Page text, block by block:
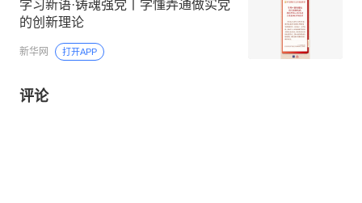
学习新语·铸魂强党丨学懂弄通做实党
的创新理论
新华网 打开APP
评论